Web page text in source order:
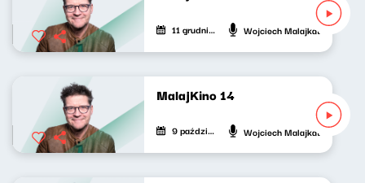
11 grudnia 2025 Wojciech Malajkat
MalajKino 14
9 października 2025 Wojciech Malajkat